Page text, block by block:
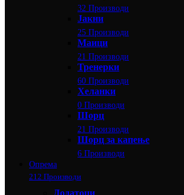
32 Производи
Јакни
25 Производи
Маици
21 Производи
Тренерки
60 Производи
Хеланки
0 Производи
Шорц
21 Производи
Шорц за капење
6 Производи
Опрема
212 Производи
Додатоци